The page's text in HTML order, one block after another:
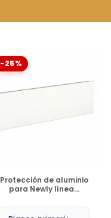
-25%
DISPONIBLE
Protección de aluminio
para Newly línea...